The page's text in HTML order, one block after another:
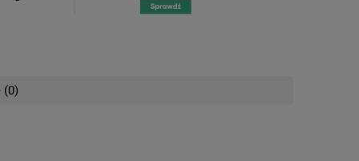
(0)